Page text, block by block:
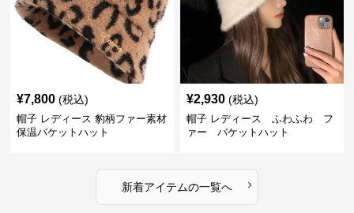
¥7,800 (税込)
帽子 レディース 豹柄ファー素材
保温バケットハット
¥2,930 (税込)
帽子 レディース ふわふわ フ
ァー バケットハット
新着アイテムの一覧へ ›